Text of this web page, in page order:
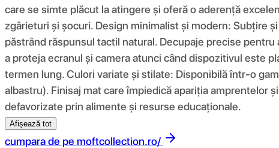
care se simte plăcut la atingere și oferă o aderență
zgârieturi și șocuri. Design minimalist și modern: Subțire
păstrând răspunsul tactil natural. Decupaje precise
a proteja ecranul și camera atunci când dispozitivul este
termen lung. Culori variate și stilate: Disponibilă într-o
albastru). Finisaj mat care împiedică apariția amprentelor
defavorizate prin alimente și resurse educaționale.
Afișează tot
cumpara de pe moftcollection.ro/